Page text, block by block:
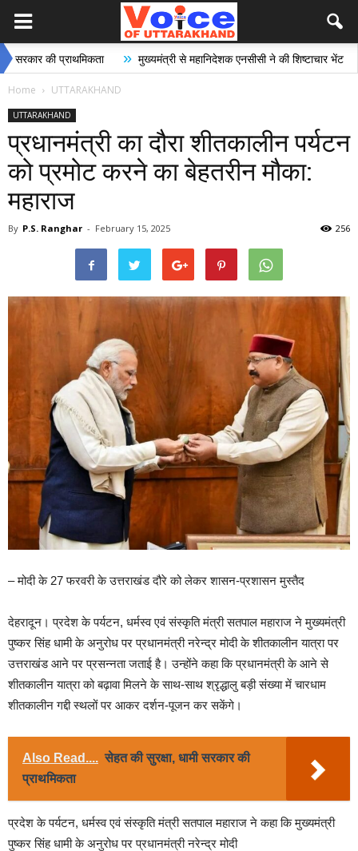
प्राथमिकता » मुख्यमंत्री से महानिदेशक एनसीसी ने की शिष्टाचार भेंट » भारी
Home UTTARAKHAND
UTTARAKHAND
प्रधानमंत्री का दौरा शीतकालीन पर्यटन
को प्रमोट करने का बेहतरीन मौका:
महाराज
By P.S. Ranghar - February 15, 2025 256
– मोदी के 27 फरवरी के उत्तराखंड दौरे को लेकर शासन-प्रशासन मुस्तैद
देहरादून। प्रदेश के पर्यटन, धर्मस्व एवं संस्कृति मंत्री सतपाल महाराज ने मुख्यमंत्री
पुष्कर सिंह धामी के अनुरोध पर प्रधानमंत्री नरेन्द्र मोदी के शीतकालीन यात्रा पर
उत्तराखंड आने पर प्रसन्नता जताई है। उन्होंने कहा कि प्रधानमंत्री के आने से
शीतकालीन यात्रा को बढ़ावा मिलने के साथ-साथ श्रृद्धालु बड़ी संख्या में चारधाम
शीतकालीन गद्दी स्थलों पर आकर दर्शन-पूजन कर सकेंगे।
Also Read.... सेहत की सुरक्षा, धामी सरकार की
प्राथमिकता
प्रदेश के पर्यटन, धर्मस्व एवं संस्कृति मंत्री सतपाल महाराज ने कहा कि मुख्यमंत्री
पुष्कर सिंह धामी के अनुरोध पर प्रधानमंत्री नरेन्द्र मोदी